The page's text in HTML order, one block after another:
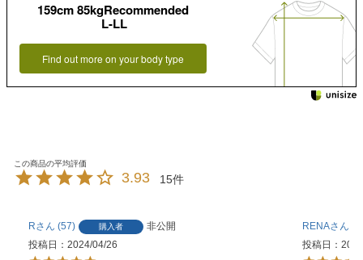
159cm 85kgRecommended
L-LL
Find out more on your body type
3.93 15
R 57 購入者
非公開
投稿日
2024/04/26
RENA
投稿日